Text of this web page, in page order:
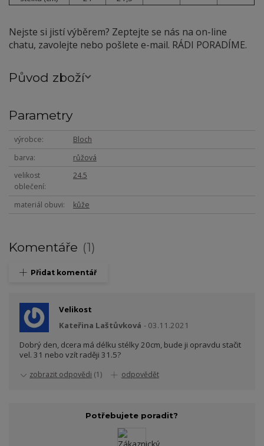
Nejste si jistí výběrem? Zeptejte se nás na on-line
chatu, zavolejte nebo pošlete e-mail. RÁDI PORADÍME.
Původ zboží
Parametry
výrobce
Bloch
barva
růžová
velikost
oblečení
24.5
materiál obuvi kůže
Komentáře 1
Přidat komentář
Velikost
Kateřina Laštůvková
03.11.2021
Dobrý den, dcera má délku stélky 20cm, bude ji opravdu stačit
vel. 31 nebo vzít raději 31.5?
zobrazit odpovědi (1) odpovědět
Potřebujete poradit?